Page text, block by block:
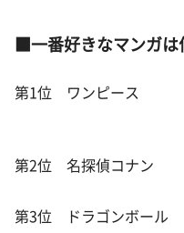
■一番好きなマンガは
第1位 ワンピース
第2位 名探偵コナン
第3位 ドラゴンボール